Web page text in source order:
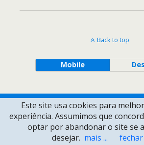
Back to top
Mobile
Este site usa cookies para
experiência. Assumimos que
optar por abandonar o site se
desejar. mais ... fechar